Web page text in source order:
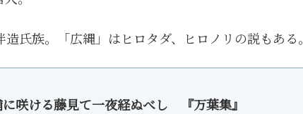
氏族。「広縄」はヒロタダ、ヒロノリの説もある。
に咲ける藤見て一夜経ぬべし 『万葉集』